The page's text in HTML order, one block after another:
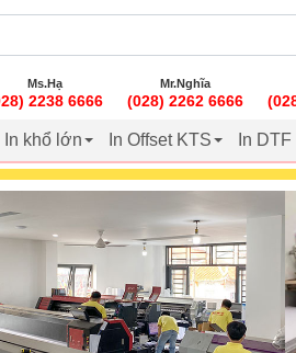
Ms.Hạ
2238 6666
Mr.Nghĩa
(028) 2262 6666
In khổ lớn In Offset KTS In DTF